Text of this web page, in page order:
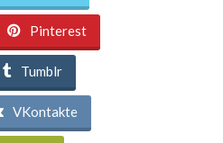
Pinterest
Tumblr
VKontakte